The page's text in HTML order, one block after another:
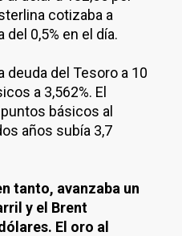
cotizaba a
del 0,5% en el día.
deuda del Tesoro a 10
a 3,562%. El
básicos al
años subía 3,7
tanto, avanzaba un
y el Brent
El oro al